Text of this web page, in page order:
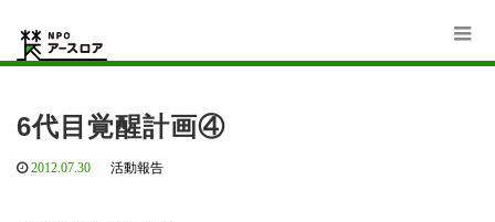
6代目覚醒計画④
2012.07.30 活動報告